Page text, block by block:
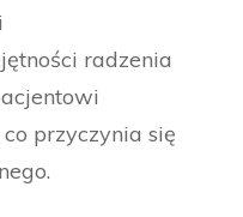
radzenia
przyczynia się